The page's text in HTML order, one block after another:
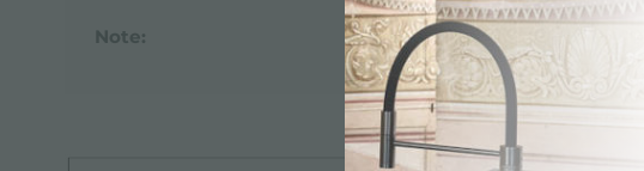
Note:
**Con la funzione
essere impostata in
*PowerBoost